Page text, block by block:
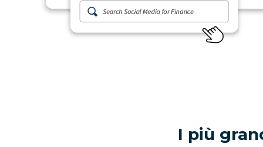
I più